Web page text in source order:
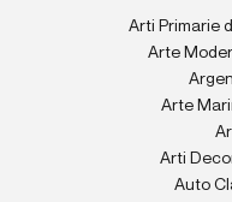
Arti Primarie
Arte
Arte
Arti
Auto